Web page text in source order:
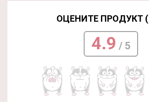
ОЦЕНИТЕ ПРОДУКТ (
4.9 / 5